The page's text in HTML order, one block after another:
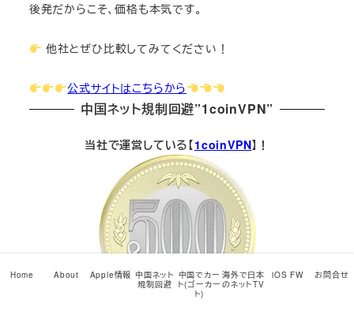
後発だからこそ、価格も本気です。
他社とぜひ比較してみてください！
公式サイトはこちらから
中国ネット規制回避”1coinVPN”
当社で運営している【1coinVPN】！
Home About Apple情報 中国ネット
規制回避
中国でカー
ト(ゴーカー
ト)
海外で日本
のネットTV
iOS FW お問合せ